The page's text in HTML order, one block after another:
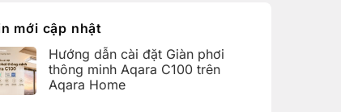
Văn
Giang,
Hưng
Yên
hợp
Apple
cho
khách
hàng
tại
tra
cứu
lỗi
trên
ứng
dụng
mới cập nhật
Hướng dẫn cài đặt Giàn phơi
thông minh Aqara C100 trên
Aqara Home